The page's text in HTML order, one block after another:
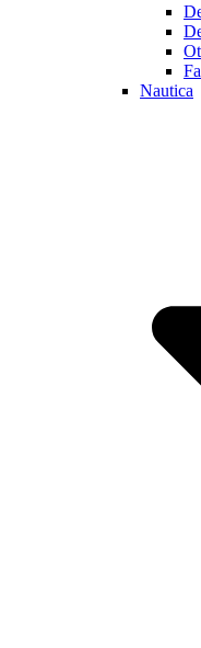
Nautica